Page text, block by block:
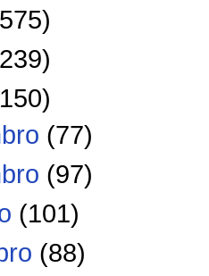
(77)
(97)
(101)
(88)